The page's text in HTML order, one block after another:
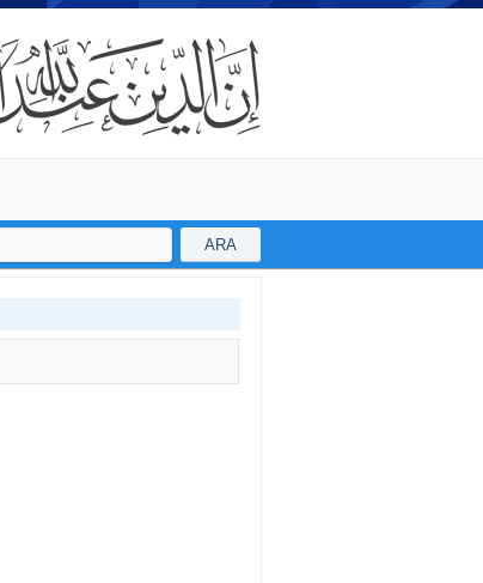
ARA